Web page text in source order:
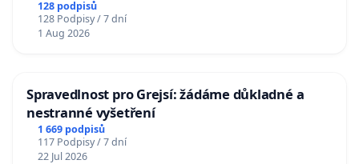
128 podpisů
128 Podpisy / 7 dní
1 Aug 2026
Spravedlnost pro Grejsí: žádáme důkladné a
nestranné vyšetření
1 669 podpisů
117 Podpisy / 7 dní
22 Jul 2026